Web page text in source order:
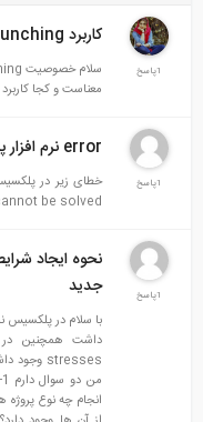
1پاسخ
کاربرد prevent punching در پلکسیز
معناست و کجا کاربرد
1پاسخ
error نرم افزار پلکسیس
be solved
1پاسخ
نحوه ایجاد
جدید
انجام چه نوع پروژه